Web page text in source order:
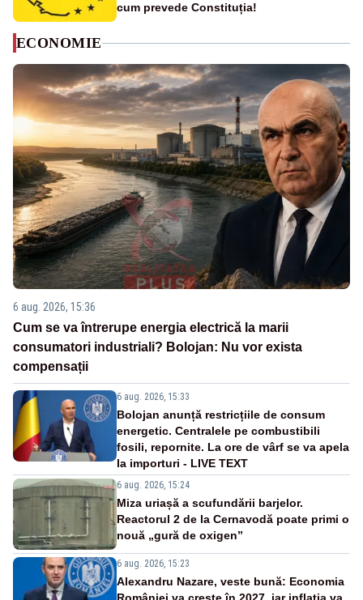
cum prevede Constituția!
ECONOMIE
6 aug. 2026, 15:36
Cum se va întrerupe energia electrică la marii
consumatori industriali? Bolojan: Nu vor exista
compensații
6 aug. 2026, 15:33
Bolojan anunță restricțiile de consum
energetic. Centralele pe combustibili
fosili, repornite. La ore de vârf se va apela
la importuri - LIVE TEXT
6 aug. 2026, 15:24
Miza uriașă a scufundării barjelor.
Reactorul 2 de la Cernavodă poate primi o
nouă „gură de oxigen”
6 aug. 2026, 15:23
Alexandru Nazare, veste bună: Economia
României va crește în 2027, iar inflația va